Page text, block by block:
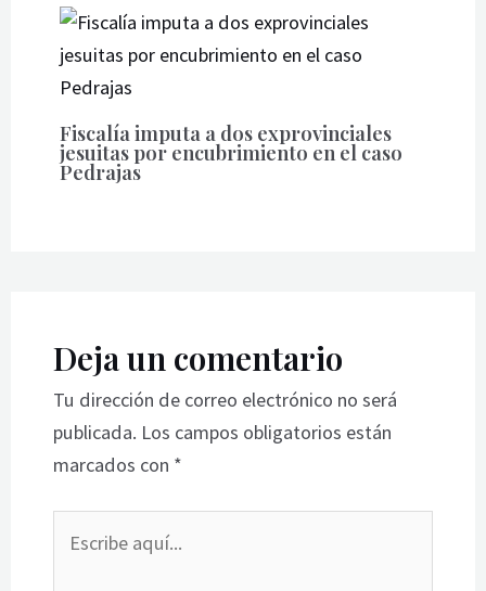
Fiscalía imputa a dos exprovinciales
jesuitas por encubrimiento en el caso
Pedrajas
Deja un comentario
Tu dirección de correo electrónico no será
publicada. Los campos obligatorios están
marcados con *
aquí...